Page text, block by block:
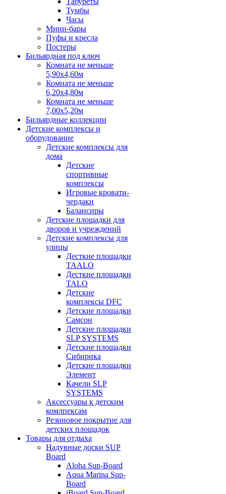
Тумбы
Часы
Мини-бары
Пуфы и кресла
Постеры
Бильярдная под ключ
Комната не меньше
5,90х4,60м
Комната не меньше
6,20х4,80м
Комната не меньше
7,00х5,20м
Бильярдные коллекции
Детские комплексы и
оборудование
Детские комплексы для
дома
Детские
спортивные
комплексы
Игровые кровати-
чердаки
Балансиры
Детские площадки для
дворов и учреждений
Детские комплексы для
улицы
Десткие площадки
TAALO
Десткие площадки
TALO
Детские
комплексы DFC
Детские площадки
Самсон
Детские площадки
SLP SYSTEMS
Детские площадки
Сибирика
Детские площадки
Элемент
Качели SLP
SYSTEMS
Аксессуары к детским
комлпексам
Резиновое покрытие для
детских площадок
Товары для отдыха
Надувные доски SUP
Board
Aloha Sup-Board
Aqua Marina Sup-
Board